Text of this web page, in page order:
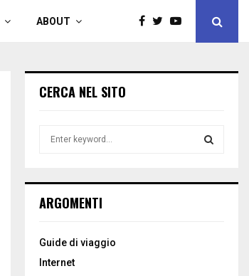
ABOUT
CERCA NEL SITO
h
o
:
ARGOMENTI
Guide di viaggio
Internet